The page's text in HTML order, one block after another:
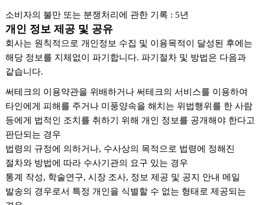
소비자의 불만 또는 분쟁처리에 관한 기록 : 5년
개인 정보 제공 및 공유
회사는 원칙적으로 개인정보 수집 및 이용목적이 달성된 후에는
해당 정보를 지체없이 파기합니다. 파기절차 및 방법은 다음과
같습니다.
써테크의 이용약관을 위배하거나 써테크의 서비스를 이용하여
타인에게 피해를 주거나 미풍양속을 해치는 위법행위를 한 사람
등에게 법적인 조치를 취하기 위해 개인 정보를 공개해야 한다고
판단되는 경우
법령의 규정에 의하거나, 수사상의 목적으로 법령에 정해진
절차와 방법에 따라 수사기관의 요구 있는 경우
통계 작성, 학술연구, 시장 조사, 정보 제공 및 공지 안내 메일
발송의 경우로서 특정 개인을 식별할 수 없는 형태로 제공되는